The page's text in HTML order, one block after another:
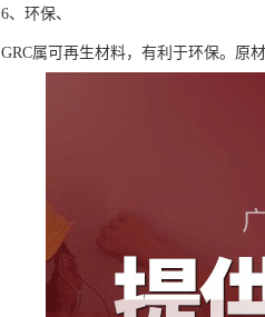
6、环保、
GRC属可再生材料，有利于环保。原